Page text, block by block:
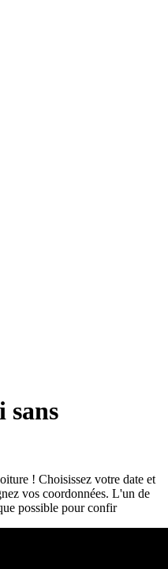
sans
! Choisissez votre date et
vos coordonnées. L'un de
possible pour confir